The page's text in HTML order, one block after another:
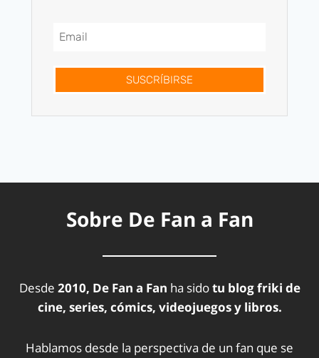
SUSCRÍBIRSE
Sobre De Fan a Fan
Desde 2010, De Fan a Fan ha sidotu blog friki de
cine, series, cómics, videojuegos y libros.
Hablamos desde la perspectiva de un fan que se